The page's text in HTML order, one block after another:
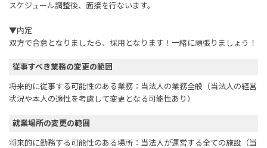
スケジュール調整後、面接を行ないます。
▼内定
双方で合意となりましたら、採用となります！一緒に頑張りましょう！
従事すべき業務の変更の範囲
将来的に従事する可能性のある業務：当法人の業務全般（当法人の経営
状況や本人の適性を考慮して変更となる可能性あり）
就業場所の変更の範囲
将来的に勤務する可能性のある場所：当法人が運営する全ての施設（当